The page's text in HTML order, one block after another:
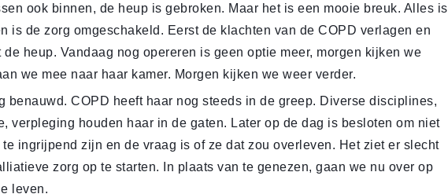
ook binnen, de heup is gebroken. Maar het is een mooie breuk. Alles is
is de zorg omgeschakeld. Eerst de klachten van de COPD verlagen en
heup. Vandaag nog opereren is geen optie meer, morgen kijken we
we mee naar haar kamer. Morgen kijken we weer verder.
benauwd. COPD heeft haar nog steeds in de greep. Diverse disciplines,
verpleging houden haar in de gaten. Later op de dag is besloten om niet
ingrijpend zijn en de vraag is of ze dat zou overleven. Het ziet er slecht
zorg op te starten. In plaats van te genezen, gaan we nu over op
leven.